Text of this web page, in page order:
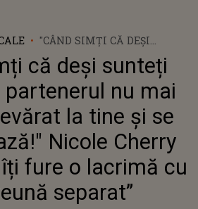
"CÂND SIMȚI CĂ DEȘI
SUNTEȚI ÎMPREUNĂ,
PARTENERUL NU MAI ȚINE
CU ADEVĂRAT LA TINE ȘI SE
ÎNDEPĂRTEAZĂ!" NICOLE
CHERRY PROMITE SĂ ÎȚI
FURE O LACRIMĂ CU
,,ÎMPREUNĂ SEPARAT”
că deși sunteți
nu mai
la tine și se
Nicole Cherry
fure o lacrimă cu
separat”